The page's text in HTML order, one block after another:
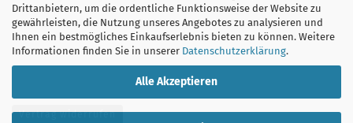
Drittanbietern, um die ordentliche Funktionsweise der Website zu
gewährleisten, die Nutzung unseres Angebotes zu analysieren und
Ihnen ein bestmögliches Einkaufserlebnis bieten zu können. Weitere
Informationen finden Sie in unserer Datenschutzerklärung.
Alle Akzeptieren
Verwendung sind sorgfältig überprüft worden.
Vertrag widerrufen